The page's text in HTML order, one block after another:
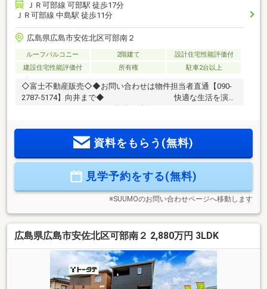
ＪＲ可部線 可部駅 徒歩17分
ＪＲ可部線 中島駅 徒歩11分
広島県広島市安佐北区可部南２
ルーフバルコニー 2階建て
設計住宅性能評価付
建設住宅性能評価付
所有権 駐車2台以上
◇富士不動産販売◇◆お問い合わせは物件担当者直通【090-
2787-5174】向井まで◆ 快適な生活を演出
南向き採光のLDKは16帖の広さを確保し、豊かな陽光が差し込
む住空間です！◇リビングを含む全居室には物入やクローゼ
アクセスと落ち着いた住環境が両立する限定1棟！ご見学予約
随時受付中！まずはお気軽にお問い合わせください！
資料をもらう(無料)
見学予約をする(無料)
※SUUMOのお問い合わせページへ移動します
広島県広島市安佐北区可部南２ 2,880万円 3LDK